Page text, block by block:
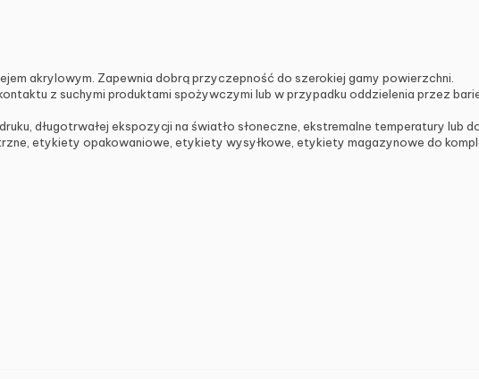
akrylowym. Zapewnia dobrą przyczepność do szerokiej gamy powierzchni.
z suchymi produktami spożywczymi lub w przypadku oddzielenia przez
długotrwałej ekspozycji na światło słoneczne, ekstremalne temperatury lub
etykiety opakowaniowe, etykiety wysyłkowe, etykiety magazynowe do